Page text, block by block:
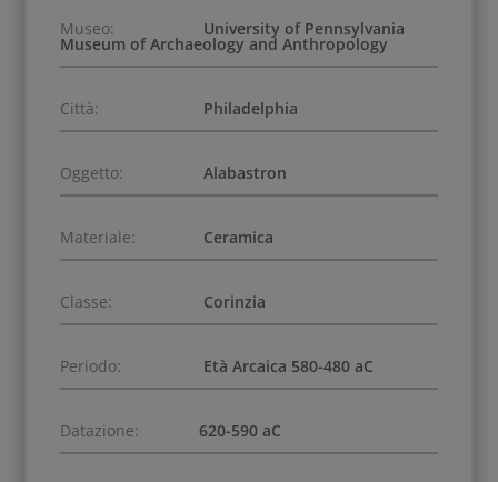
Museo: University of Pennsylvania
Museum of Archaeology and Anthropology
Città: Philadelphia
Oggetto: Alabastron
Materiale: Ceramica
Classe: Corinzia
Periodo: Età Arcaica 580-480 aC
Datazione: 620-590 aC